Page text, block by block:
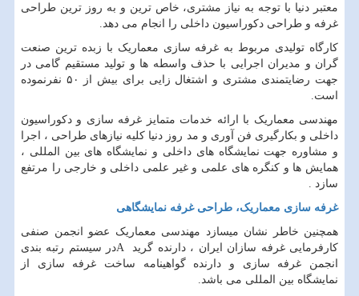
معتبر دنیا با توجه به نیاز مشتری، خاص ترین و به روز ترین طراحی
غرفه و طراحی دکوراسیون داخلی را انجام می دهد.
کارگاه تولیدی مربوط به غرفه سازی معماریک با زبده ترین صنعت
گران و مدیران اجرایی با حذف واسطه ها و تولید مستقیم گامی در
جهت رضایتمندی مشتری و اشتغال زایی برای بیش از ۵۰ نفرنموده
است.
مهندسی معماریک با ارائه خدمات متمایز غرفه سازی و دکوراسیون
داخلی و بکارگیری فن آوری و مد روز دنیا کلیه نیازهای طراحی ، اجرا
و مشاوره جهت نمایشگاه های داخلی و نمایشگاه های بین المللی ،
همایش ها و کنگره های علمی و غیر علمی داخلی و خارجی را مرتفع
سازد .
غرفه سازی معماریک، طراحی غرفه نمایشگاهی
همچنین خاطر نشان میسازد مهندسی معماریک عضو انجمن صنفی
کارفرمایی غرفه سازان ایران ، دارنده گرید
Aدر سیستم رتبه بندی
انجمن غرفه سازی و دارنده گواهینامه ساخت غرفه سازی از
نمایشگاه بین المللی می باشد.